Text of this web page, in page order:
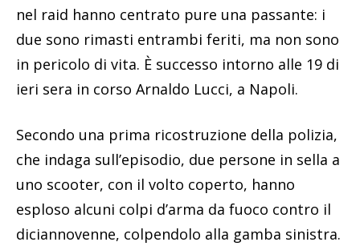
nel raid hanno centrato pure una passante: i
due sono rimasti entrambi feriti, ma non sono
in pericolo di vita. È successo intorno alle 19 di
ieri sera in corso Arnaldo Lucci, a Napoli.
Secondo una prima ricostruzione della polizia,
che indaga sull’episodio, due persone in sella a
uno scooter, con il volto coperto, hanno
esploso alcuni colpi d’arma da fuoco contro il
diciannovenne, colpendolo alla gamba sinistra.